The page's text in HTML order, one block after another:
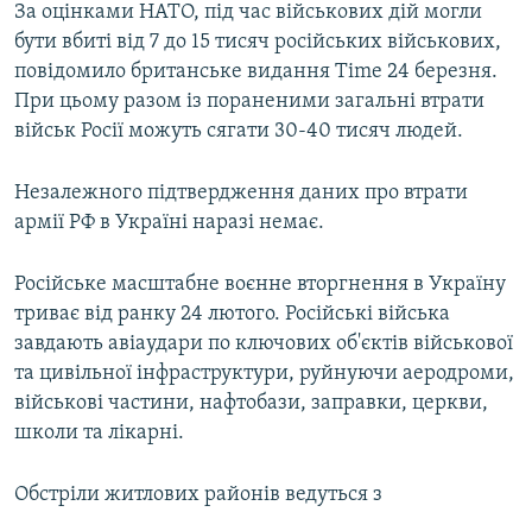
За оцінками НАТО, під час військових дій могли
бути вбиті від 7 до 15 тисяч російських військових,
повідомило британське видання Time 24 березня.
При цьому разом із пораненими загальні втрати
військ Росії можуть сягати 30-40 тисяч людей.
Незалежного підтвердження даних про втрати
армії РФ в Україні наразі немає.
Російське масштабне воєнне вторгнення в Україну
триває від ранку 24 лютого. Російські війська
завдають авіаудари по ключових об'єктів військової
та цивільної інфраструктури, руйнуючи аеродроми,
військові частини, нафтобази, заправки, церкви,
школи та лікарні.
Обстріли житлових районів ведуться з